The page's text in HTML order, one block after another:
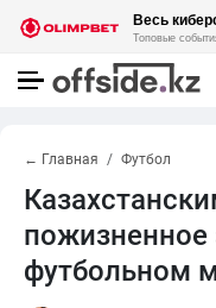
← Главная Футбол
пожизненное
футбольном